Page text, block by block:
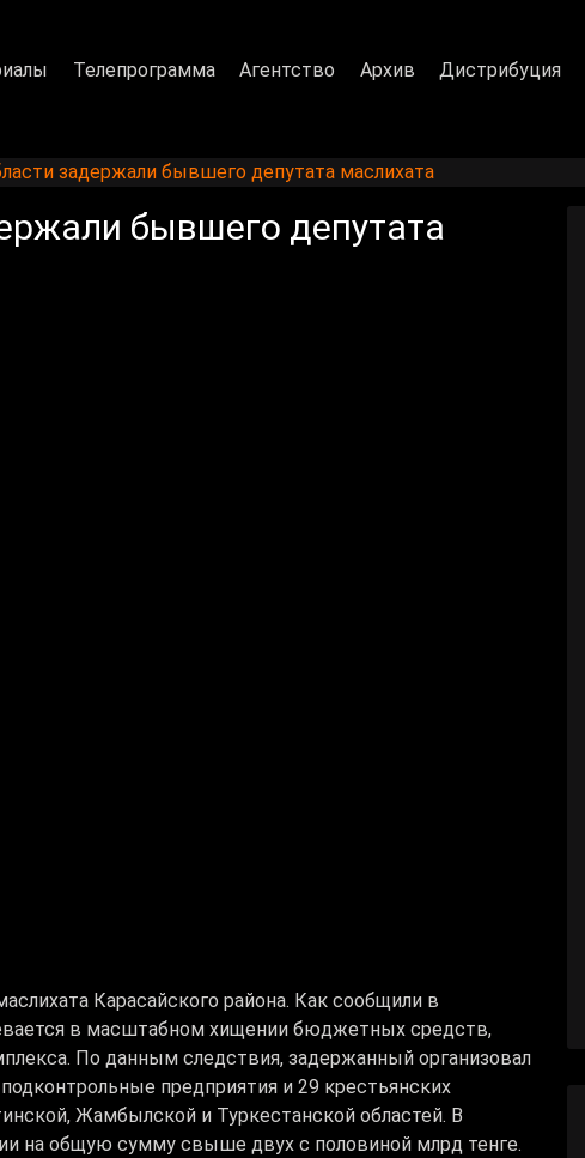
Телепрограмма Агентство Архив Дистрибуция
задержали бывшего депутата маслихата
бывшего депутата
Карасайского района. Как сообщили в
в масштабном хищении бюджетных средств,
По данным следствия, задержанный организовал
предприятия и 29 крестьянских
Жамбылской и Туркестанской областей. В
на общую сумму свыше двух с половиной млрд тенге.